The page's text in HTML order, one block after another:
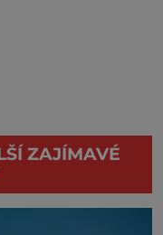
ZAJÍMAVÉ